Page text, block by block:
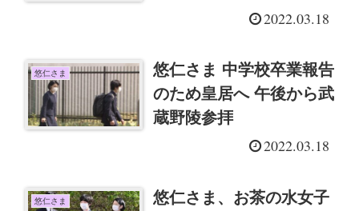
えてほっとする2022.03.18
悠仁さま
悠仁さま 中学校卒業報告
のため皇居へ 午後から武
蔵野陵参拝
2022.03.18
悠仁さま
悠仁さま、お茶の水女子